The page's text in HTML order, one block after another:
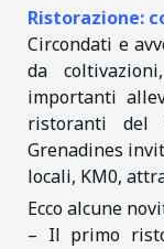
Ristorazione:
Circondati e
da
importanti
ristoranti del
Grenadines
locali, KM0,
Ecco alcune
– Il primo